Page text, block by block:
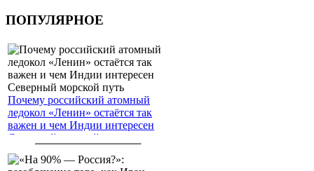
ПОПУЛЯРНОЕ
Почему российский атомный
ледокол «Ленин» остаётся так
важен и чем Индии интересен
Северный морской путь